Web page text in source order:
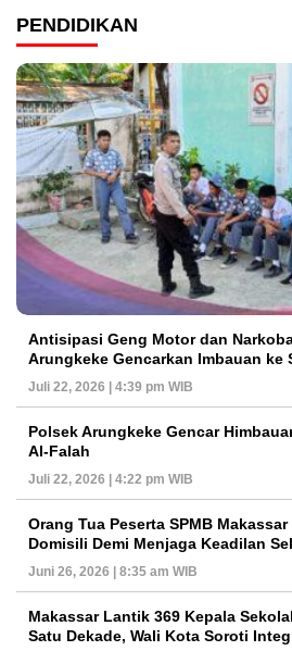
PENDIDIKAN
Antisipasi Geng Motor dan
Arungkeke Gencarkan Imbauan ke
Juli 22, 2026 | 4:39 pm WIB
Polsek Arungkeke Gencar
Al-Falah
Juli 22, 2026 | 4:22 pm WIB
Orang Tua Peserta SPMB
Domisili Demi Menjaga Keadilan
Juni 26, 2026 | 8:35 am WIB
Makassar Lantik 369 Kepala
Satu Dekade, Wali Kota Soroti